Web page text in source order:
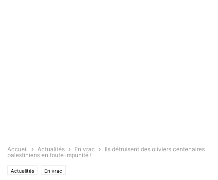
Accueil Actualités En vrac
Ils détruisent des oliviers centenaires
palestiniens en toute impunité !
Actualités En vrac